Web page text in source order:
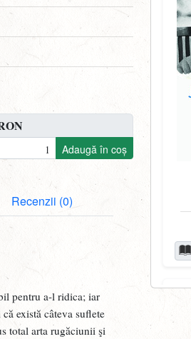
Adaugă în coș
Recenzii (0)
pentru a-l ridica; iar
există câteva suflete
total arta rugăciunii şi